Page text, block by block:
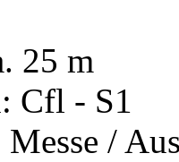
25 m
Cfl - S1
/